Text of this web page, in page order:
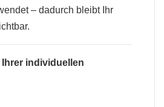
– dadurch bleibt Ihr
Ihrer individuellen